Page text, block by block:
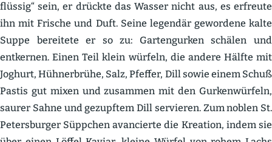
flüssig“ sein, er drückte das Wasser nicht aus, es erfreute
ihn mit Frische und Duft. Seine legendär gewordene kalte
Suppe bereitete er so zu: Garten­gurken schälen und
entkernen. Einen Teil klein würfeln, die andere Hälfte mit
Joghurt, Hühner­brühe, Salz, Pfeffer, Dill sowie einem Schuß
Pastis gut mixen und zusammen mit den Gurken­würfeln,
saurer Sahne und gezupftem Dill servieren. Zum noblen St.
Peters­burger Süppchen avancierte die Kreation, indem sie